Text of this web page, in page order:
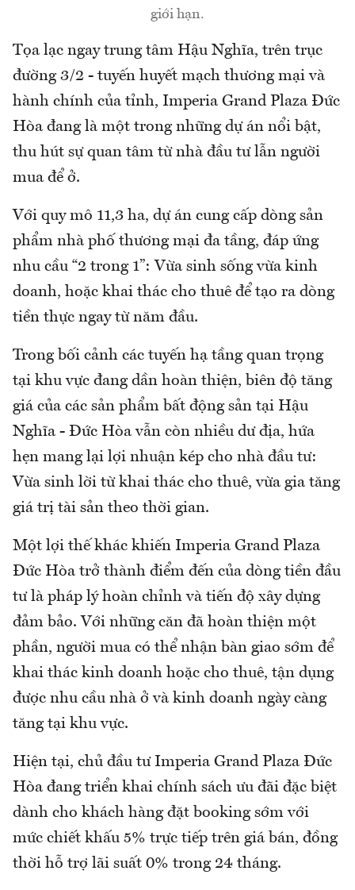
giới hạn.
Tọa lạc ngay trung tâm Hậu Nghĩa, trên trục
đường 3/2 - tuyến huyết mạch thương mại và
hành chính của tỉnh, Imperia Grand Plaza Đức
Hòa đang là một trong những dự án nổi bật,
thu hút sự quan tâm từ nhà đầu tư lẫn người
mua để ở.
Với quy mô 11,3 ha, dự án cung cấp dòng sản
phẩm nhà phố thương mại đa tầng, đáp ứng
nhu cầu “2 trong 1”: Vừa sinh sống vừa kinh
doanh, hoặc khai thác cho thuê để tạo ra dòng
tiền thực ngay từ năm đầu.
Trong bối cảnh các tuyến hạ tầng quan trọng
tại khu vực đang dần hoàn thiện, biên độ tăng
giá của các sản phẩm bất động sản tại Hậu
Nghĩa - Đức Hòa vẫn còn nhiều dư địa, hứa
hẹn mang lại lợi nhuận kép cho nhà đầu tư:
Vừa sinh lời từ khai thác cho thuê, vừa gia tăng
giá trị tài sản theo thời gian.
Một lợi thế khác khiến Imperia Grand Plaza
Đức Hòa trở thành điểm đến của dòng tiền đầu
tư là pháp lý hoàn chỉnh và tiến độ xây dựng
đảm bảo. Với những căn đã hoàn thiện một
phần, người mua có thể nhận bàn giao sớm để
khai thác kinh doanh hoặc cho thuê, tận dụng
được nhu cầu nhà ở và kinh doanh ngày càng
tăng tại khu vực.
Hiện tại, chủ đầu tư Imperia Grand Plaza Đức
Hòa đang triển khai chính sách ưu đãi đặc biệt
dành cho khách hàng đặt booking sớm với
mức chiết khấu 5% trực tiếp trên giá bán, đồng
thời hỗ trợ lãi suất 0% trong 24 tháng.